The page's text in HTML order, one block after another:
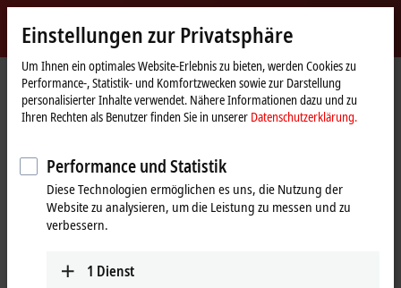
Beckhoff
-
New
Automation
Technology
myBeckhoff
StartseiteUnternehmen News
News: Tauchen Sie ein in unsere Welt
Abonnieren Sie unseren Beckhoff
Newsletter!
Erhalten Sie regelmäßig Informationen zu unseren Produkten,
Mit Klick auf „Akzeptieren“ zeigen wir das Formular und passen die
Einstellungen zur Privatsphäre
Um Ihnen ein optimales Website-Erlebnis zu bieten, werden Cookies zu
Performance-, Statistik- und Komfortzwecken sowie zur Darstellung
personalisierter Inhalte verwendet. Nähere Informationen dazu und zu
Ihren Rechten als Benutzer finden Sie in unserer Datenschutzerklärung.
Performance und Statistik
Diese Technologien ermöglichen es uns, die Nutzung der
Website zu analysieren, um die Leistung zu messen und zu
verbessern.
1 Dienst